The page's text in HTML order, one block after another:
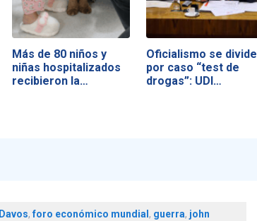
Más de 80 niños y
niñas hospitalizados
recibieron la…
Oficialismo se divide
por caso “test de
drogas”: UDI…
Davos,foro económico mundial , guerra, john